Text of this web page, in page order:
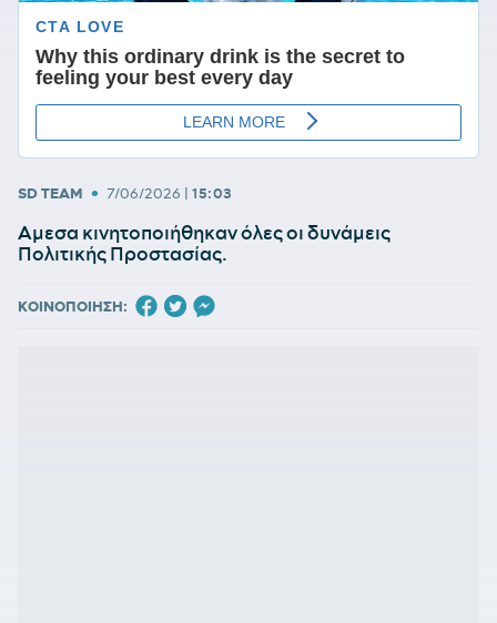
SD TEAM • 7/06/2026 | 15:03
Αμεσα κινητοποιήθηκαν όλες οι δυνάμεις
Πολιτικής Προστασίας.
ΚΟΙΝΟΠΟΙΗΣΗ: